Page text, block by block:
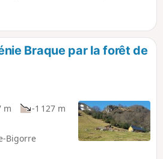
et de la forêt moussue et
sur les falaises du Montné, la
Longue, les falaises des
du Prat du Rey.
Braque par la forêt de
m
-1 127 m
Bigorre